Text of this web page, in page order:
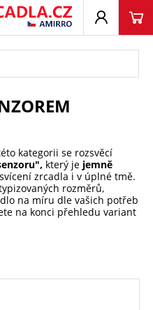
kategorii se rozsvěcí
který je jemně
zrcadla i v úplné tmě.
rozměrů,
na míru dle vašich potřeb
na konci přehledu variant